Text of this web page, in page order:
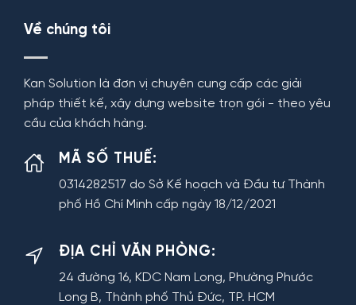
Về chúng tôi
Kan Solution là đơn vị chuyên cung cấp các giải
pháp thiết kế, xây dựng website trọn gói - theo yêu
cầu của khách hàng.
MÃ SỐ THUẾ:
0314282517 do Sở Kế hoạch và Đầu tư Thành
phố Hồ Chí Minh cấp ngày 18/12/2021
ĐỊA CHỈ VĂN PHÒNG:
24 đường 16, KDC Nam Long, Phường Phước
Long B, Thành phố Thủ Đức, TP. HCM